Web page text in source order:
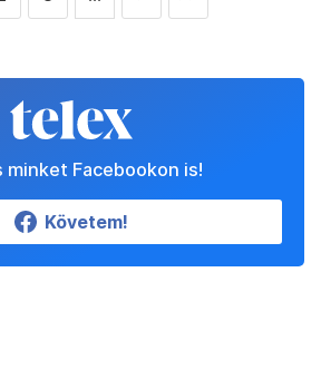
minket Facebookon is!
Követem!